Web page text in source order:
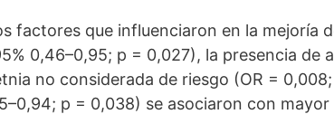
factores que influenciaron en la mejoría
0,46–0,95; p = 0,027), la presencia de
no considerada de riesgo (OR =
p = 0,038) se asociaron con